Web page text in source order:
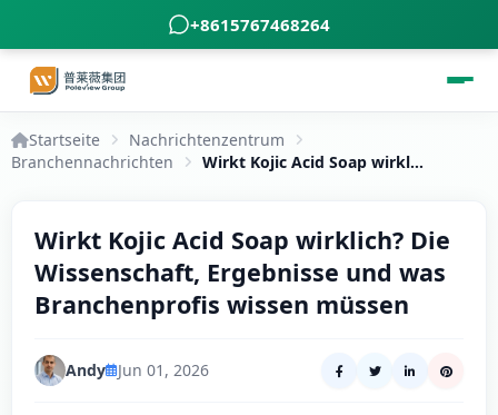
+8615767468264
Startseite
Nachrichtenzentrum
Branchennachrichten
Wirkt Kojic Acid Soap wirklich? Die Wissenschaft, Ergebnisse und was Branchenprofis wissen müssen
Wirkt Kojic Acid Soap wirklich? Die
Wissenschaft, Ergebnisse und was
Branchenprofis wissen müssen
Andy Jun 01, 2026